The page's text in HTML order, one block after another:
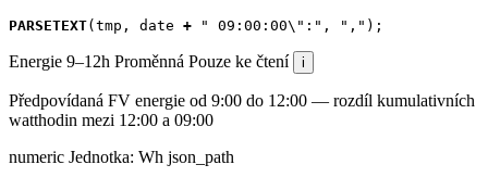
PARSETEXT(tmp , date + " 09:00:00\":" , "," );
Energie 9–12h Proměnná Pouze ke čtení i
Předpovídaná FV energie od 9:00 do 12:00 — rozdíl kumulativních
watthodin mezi 12:00 a 09:00
numeric Jednotka: Wh json_path